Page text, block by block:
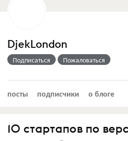
DjekLondon
Подписаться Пожаловаться
посты подписчики о блоге
10 стартапов по